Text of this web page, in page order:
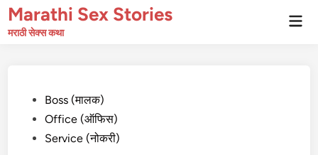
Skip
toMarathi Sex Stories
मराठी सेक्स कथा
PostedBoss (मालक)
Office (ऑफिस)
Service (नोकरी)